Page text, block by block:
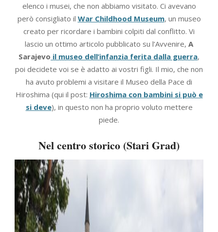
elenco i musei, che non abbiamo visitato. Ci avevano
però consigliato il War Childhood Museum, un museo
creato per ricordare i bambini colpiti dal conflitto. Vi
lascio un ottimo articolo pubblicato su l’Avvenire, A
Sarajevo il museo dell’infanzia ferita dalla guerra,
poi decidete voi se è adatto ai vostri figli. Il mio, che non
ha avuto problemi a visitare il Museo della Pace di
Hiroshima (qui il post: Hiroshima con bambini si può e
si deve), in questo non ha proprio voluto mettere
piede.
Nel centro storico (Stari Grad)